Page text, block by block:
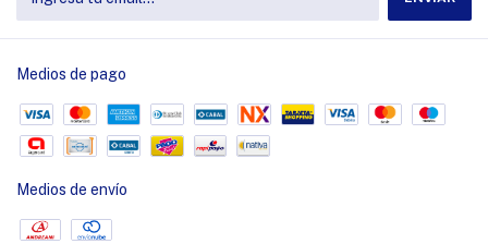
Medios de pago
Medios de envío